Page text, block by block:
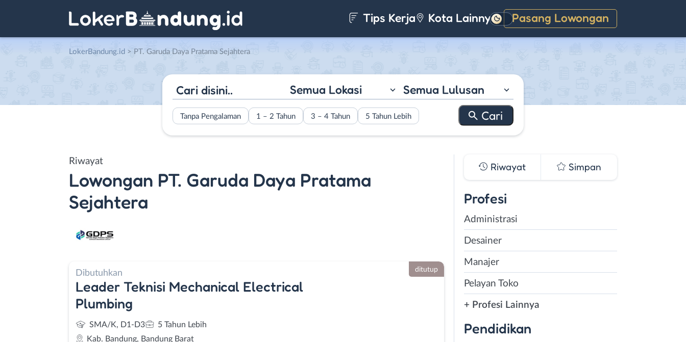
Tips Kerja Kota Lainnya Pasang Lowongan
Gelap
LokerBandung.id > PT. Garuda Daya Pratama Sejahtera
Semua Lokasi Semua Lulusan
Tanpa Pengalaman 1 – 2 Tahun 3 – 4 Tahun 5 Tahun Lebih
Riwayat
Lowongan PT. Garuda Daya Pratama
Sejahtera
Dibutuhkan
Leader Teknisi Mechanical Electrical
Plumbing
SMA/K, D1-D3
5 Tahun Lebih
Kab. Bandung, Bandung Barat
ditutup
Riwayat Simpan
Profesi
Administrasi
Desainer
Manajer
Pelayan Toko
+ Profesi Lainnya
Pendidikan